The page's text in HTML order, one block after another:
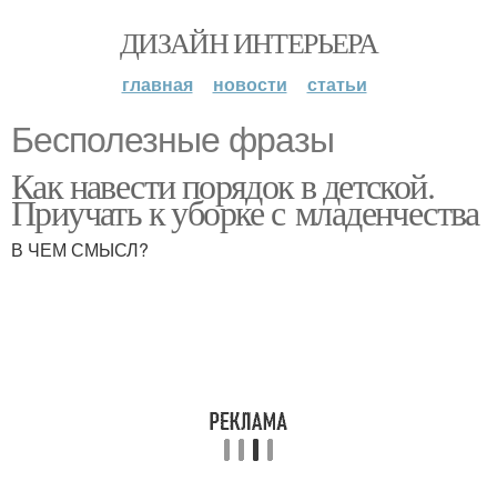
ДИЗАЙН ИНТЕРЬЕРА
главная новости статьи
Бесполезные фразы
Как навести порядок в детской.
Приучать к уборке с младенчества
В ЧЕМ СМЫСЛ?